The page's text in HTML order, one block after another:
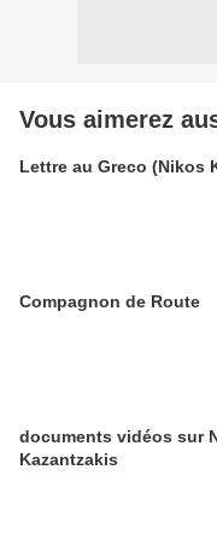
Vous aimerez
Lettre au Greco (Nikos
Compagnon de Route
documents vidéos sur
Kazantzakis